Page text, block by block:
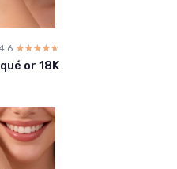
☆☆☆☆☆
★★★★★
or 18K